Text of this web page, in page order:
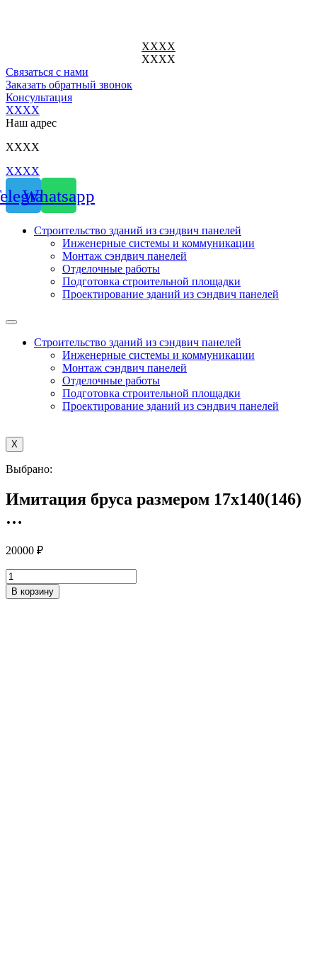
ХХХХ
ХХХХ
Связаться с нами
Заказать обратный звонок
Консультация
ХХХХ
Наш адрес
ХХХХ
ХХХХ
Whatsapp
Строительство зданий из сэндвич панелей
Инженерные системы и коммуникации
Монтаж сэндвич панелей
Отделочные работы
Подготовка строительной площадки
Проектирование зданий из сэндвич панелей
Строительство зданий из сэндвич панелей
Инженерные системы и коммуникации
Монтаж сэндвич панелей
Отделочные работы
Подготовка строительной площадки
Проектирование зданий из сэндвич панелей
X
Выбрано:
Имитация бруса размером 17х140(146)
…
20000 ₽
Количество
товара
Имитация
В корзину